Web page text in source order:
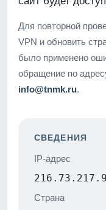
Для повторной
VPN и обновить
было применено
обращение по
info@tnmk.ru.
СВЕДЕНИЯ
IP-адрес
Страна